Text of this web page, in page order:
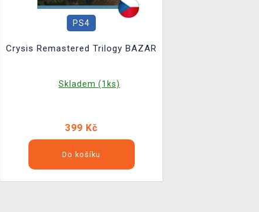
PS4
Crysis Remastered Trilogy BAZAR
Skladem (1ks)
399 Kč
Do košíku